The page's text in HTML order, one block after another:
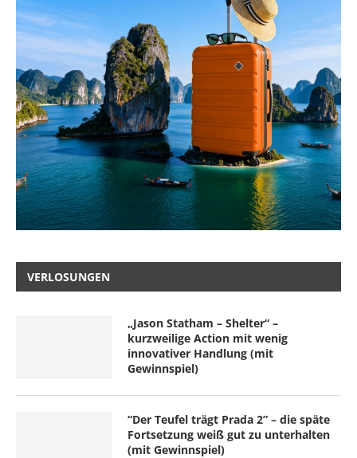
VERLOSUNGEN
„Jason Statham – Shelter“ –
kurzweilige Action mit wenig
innovativer Handlung (mit
Gewinnspiel)
“Der Teufel trägt Prada 2” – die späte
Fortsetzung weiß gut zu unterhalten
(mit Gewinnspiel)